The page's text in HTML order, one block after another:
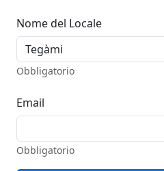
Nome del Locale
Obbligatorio
Email
Obbligatorio